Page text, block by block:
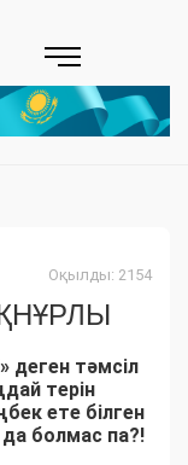
Оқылды: 2154
деген тәмсіл
терін
ете білген
да болмас па?!